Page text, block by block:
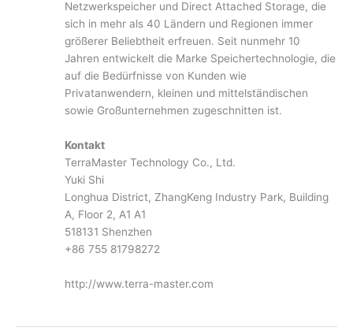
Netzwerkspeicher und Direct Attached Storage, die
sich in mehr als 40 Ländern und Regionen immer
größerer Beliebtheit erfreuen. Seit nunmehr 10
Jahren entwickelt die Marke Speichertechnologie, die
auf die Bedürfnisse von Kunden wie
Privatanwendern, kleinen und mittelständischen
sowie Großunternehmen zugeschnitten ist.
Kontakt
TerraMaster Technology Co., Ltd.
Yuki Shi
Longhua District, ZhangKeng Industry Park, Building
A, Floor 2, A1 A1
518131 Shenzhen
+86 755 81798272
http://www.terra-master.com